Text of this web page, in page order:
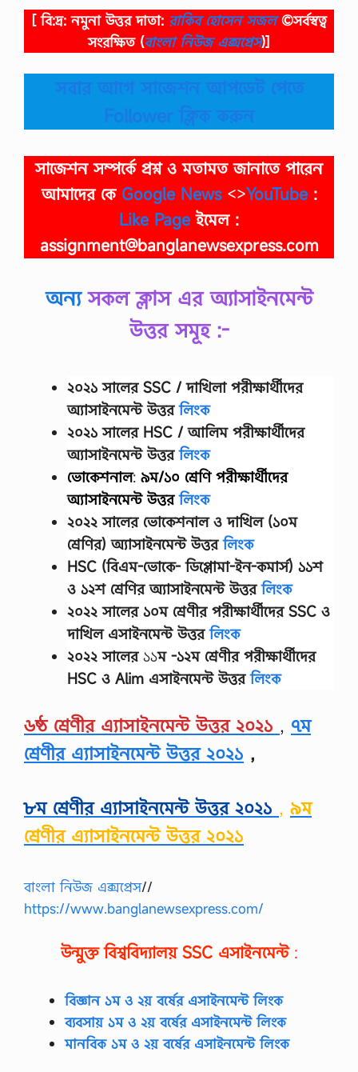
[ বি:দ্র: নমুনা উত্তর দাতা: রাকিব হোসেন সজল©সর্বস্বত্ব
সংরক্ষিত (বাংলা নিউজ এক্সপ্রেস)]
সবার আগে সাজেশন আপডেট পেতে
Follower ক্লিক করুন
সাজেশনসম্পর্কে প্রশ্ন ও মতামত জানাতে পারেন
আমাদের কে Google News<>YouTube :
Like Page ইমেল :
assignment@banglanewsexpress.com
অন্যসকল ক্লাস এর অ্যাসাইনমেন্ট
উত্তর সমূহ :-
২০২১ সালের SSC / দাখিলা পরীক্ষার্থীদের
অ্যাসাইনমেন্ট উত্তরলিংক
২০২১ সালের HSC / আলিম পরীক্ষার্থীদের
অ্যাসাইনমেন্ট উত্তরলিংক
ভোকেশনাল: ৯ম/১০ শ্রেণি পরীক্ষার্থীদের
অ্যাসাইনমেন্ট উত্তরলিংক
২০২২ সালের ভোকেশনাল ও দাখিল (১০ম
শ্রেণির) অ্যাসাইনমেন্ট উত্তরলিংক
HSC (বিএম-ভোকে- ডিপ্লোমা-ইন-কমার্স) ১১শ
ও ১২শ শ্রেণির অ্যাসাইনমেন্ট উত্তরলিংক
২০২২ সালের ১০ম শ্রেণীর পরীক্ষার্থীদেরSSC ও
দাখিল এসাইনমেন্ট উত্তরলিংক
২০২২ সালের১১ম -১২ম শ্রেণীর পরীক্ষার্থীদের
HSC ও Alim এসাইনমেন্ট উত্তরলিংক
৬ষ্ঠ শ্রেণীর এ্যাসাইনমেন্ট উত্তর ২০২১ , ৭ম
শ্রেণীর এ্যাসাইনমেন্ট উত্তর ২০২১ ,
৮ম শ্রেণীর এ্যাসাইনমেন্ট উত্তর ২০২১ , ৯ম
শ্রেণীর এ্যাসাইনমেন্ট উত্তর ২০২১
বাংলা নিউজ এক্সপ্রেস//
https://www.banglanewsexpress.com/
উন্মুক্ত বিশ্ববিদ্যালয়SSC এসাইনমেন্ট:
বিজ্ঞান ১ম ও ২য় বর্ষের এসাইনমেন্ট লিংক
ব্যবসায় ১ম ও ২য় বর্ষের এসাইনমেন্ট লিংক
মানবিক ১ম ও ২য় বর্ষের এসাইনমেন্ট লিংক